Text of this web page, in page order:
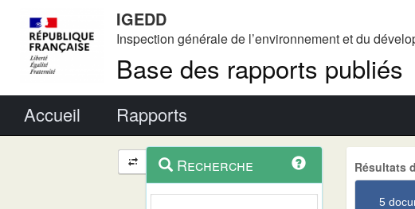
IGEDD
Inspection générale de l’environnement et du
Base des rapports publiés
Accueil Rapports
Navigation
et
outils
contextuel
Recherche Résultats
5